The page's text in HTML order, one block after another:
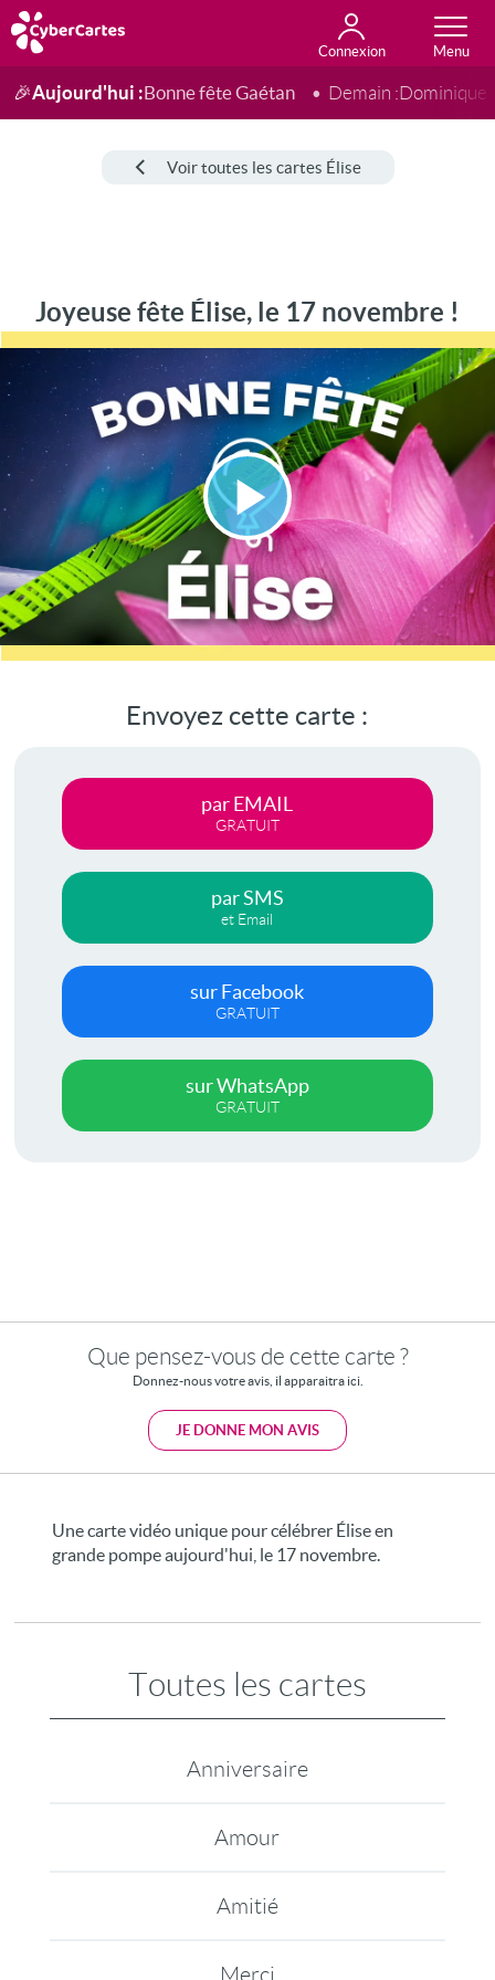
Connexion
Anniversaire
Fête du jour
Amour
Amitié
Merci
Toutes les cartes
🎉Aujourd'hui :Bonne fête Gaétan Demain :Dominique
Voir toutes les cartes Élise
Joyeuse fête Élise, le 17 novembre !
Lire
la
vidéo
Envoyez cette carte :
par EMAIL
GRATUIT
par SMS
et Email
sur Facebook
GRATUIT
sur WhatsApp
GRATUIT
Que pensez-vous de cette carte ?
Donnez-nous votre avis, il apparaitra ici.
JE DONNE MON AVIS
Une carte vidéo unique pour célébrer Élise en
grande pompe aujourd'hui, le 17 novembre.
Toutes les cartes
Anniversaire
Amour
Amitié
Merci